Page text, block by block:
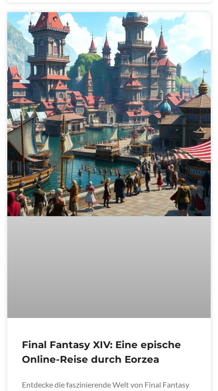
Final Fantasy XIV: Eine epische
Online-Reise durch Eorzea
Entdecke die faszinierende Welt von Final Fantasy